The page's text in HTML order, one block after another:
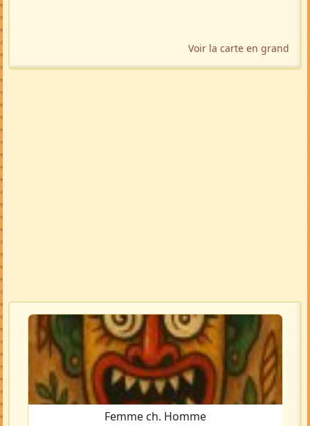
Voir la carte en grand
Femme ch. Homme